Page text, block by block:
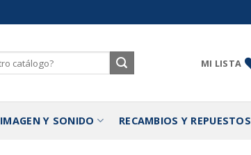
MI LISTA
IMAGEN Y SONIDO RECAMBIOS Y REPUESTOS